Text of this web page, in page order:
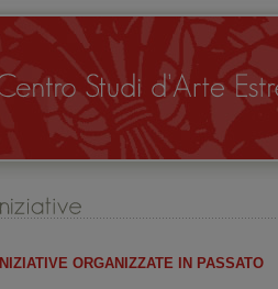
INIZIATIVE ORGANIZZATE IN PASSATO